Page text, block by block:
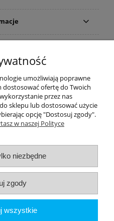
kategorie
Listopada 165-
NIP 9452184931
strony
Shoper.pl
umożliwiają poprawne
dostosować ofertę do Twoich
przez nas
sklepu lub dostosować użycie
opcję "Dostosuj zgody".
w naszej Polityce
niezbędne
zgody
wszystkie